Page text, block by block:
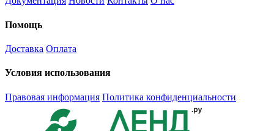
Помощь
Доставка Оплата
Условия использования
Правовая информация Политика конфиденциальности